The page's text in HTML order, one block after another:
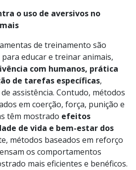
o uso de aversivos no
de treinamento são
educar e treinar animais,
com humanos, prática
de tarefas específicas,
assistência. Contudo, métodos
em coerção, força, punição e
têm mostrado efeitos
de vida e bem-estar dos
métodos baseados em reforço
os comportamentos
mais eficientes e benéficos.